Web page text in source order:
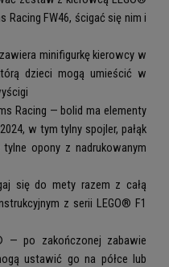
Racing FW46, ścigać się nim i
minifigurkę kierowcy w
dzieci mogą umieścić w
Racing — bolid ma elementy
w tym tylny spojler, pałąk
opony z nadrukowanym
się do mety razem z całą
z serii LEGO® F1
— po zakończonej zabawie
ustawić go na półce lub